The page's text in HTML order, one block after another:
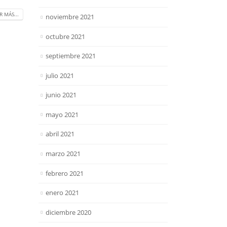
MÁS... noviembre 2021
octubre 2021
septiembre 2021
julio 2021
junio 2021
mayo 2021
abril 2021
marzo 2021
febrero 2021
enero 2021
diciembre 2020